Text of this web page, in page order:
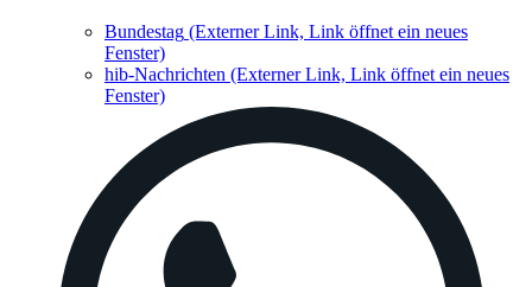
Bundestag (Externer Link, Link öffnet ein neues
Fenster)
hib-Nachrichten (Externer Link, Link öffnet ein neues
Fenster)